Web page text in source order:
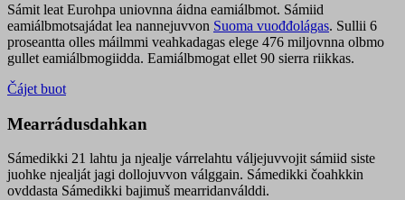
Sámit leat Eurohpa uniovnna áidna eamiálbmot. Sámiid
eamiálbmotsajádat lea nannejuvvon Suoma vuođđolágas. Sullii 6
proseantta olles máilmmi veahkadagas elege 476 miljovnna olbmo
gullet eamiálbmogiidda. Eamiálbmogat ellet 90 sierra riikkas.
Čájet buot
Mearrádusdahkan
Sámedikki 21 lahtu ja njealje várrelahtu váljejuvvojit sámiid siste
juohke njealját jagi dollojuvvon válggain. Sámedikki čoahkkin
ovddasta Sámedikki bajimuš mearridanválddi.